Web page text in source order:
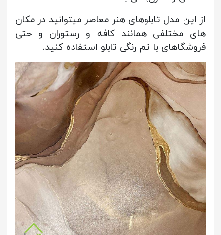
از این مدل تابلوهای هنر معاصر میتوانید در مکان
های مختلفی همانند کافه و رستوران و حتی
فروشگاهای با تم رنگی تابلو استفاده کنید.